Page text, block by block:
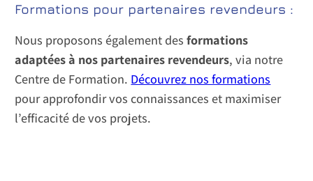
Formations pour partenaires revendeurs :
Nous proposons également desformations
adaptées à nos partenaires revendeurs, via notre
Centre de Formation. Découvrez nos formations
pour approfondir vos connaissances et maximiser
l’efficacité de vos projets.